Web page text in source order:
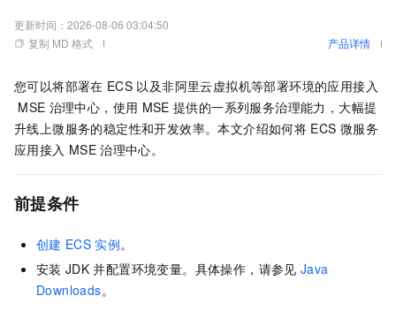
更新时间： 2026-08-06 03:04:50
复制 MD 格式
产品详情
您可以将部署在 ECS 以及非阿里云虚拟机等部署环境的应用接入
MSE 治理中心，使用 MSE 提供的一系列服务治理能力，大幅提
升线上微服务的稳定性和开发效率。本文介绍如何将 ECS 微服务
应用接入 MSE 治理中心。
前提条件
创建 ECS 实例。
安装 JDK 并配置环境变量。具体操作，请参见 Java
Downloads。